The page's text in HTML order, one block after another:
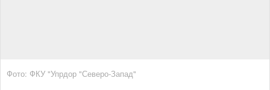
Фото: ФКУ "Упрдор "Северо-Запад"